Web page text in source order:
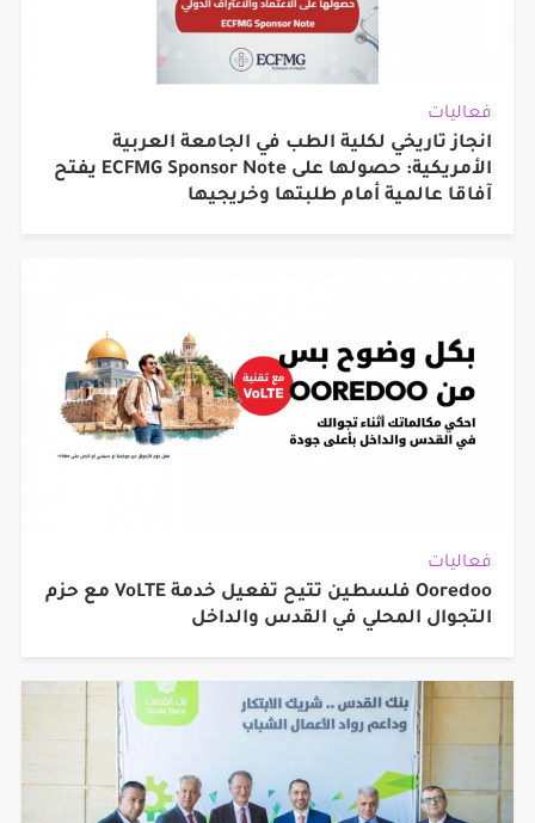
فعاليات
انجاز تاريخي لكلية الطب في الجامعة العربية
الأمريكية: حصولها على ECFMG Sponsor Note يفتح
آفاقا عالمية أمام طلبتها وخريجيها
فعاليات
Ooredoo فلسطين تتيح تفعيل خدمة VoLTE مع حزم
التجوال المحلي في القدس والداخل